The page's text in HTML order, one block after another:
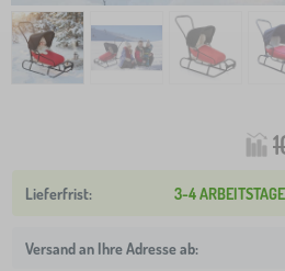
3-4
Versand an Ihre Adresse ab: